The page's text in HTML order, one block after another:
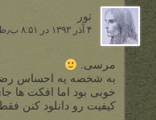
تور
۴ آذر ۱۳۹۳ در ۸:۵۱ ب٫ظ
مرسی.
به شخصه یه احساس
خوبی بود اما افکت ها
کیفیت رو دانلود کنن